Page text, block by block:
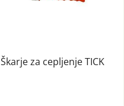
Škarje za cepljenje TICK